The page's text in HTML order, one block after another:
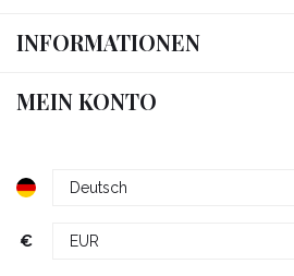
INFORMATIONEN
MEIN KONTO
€